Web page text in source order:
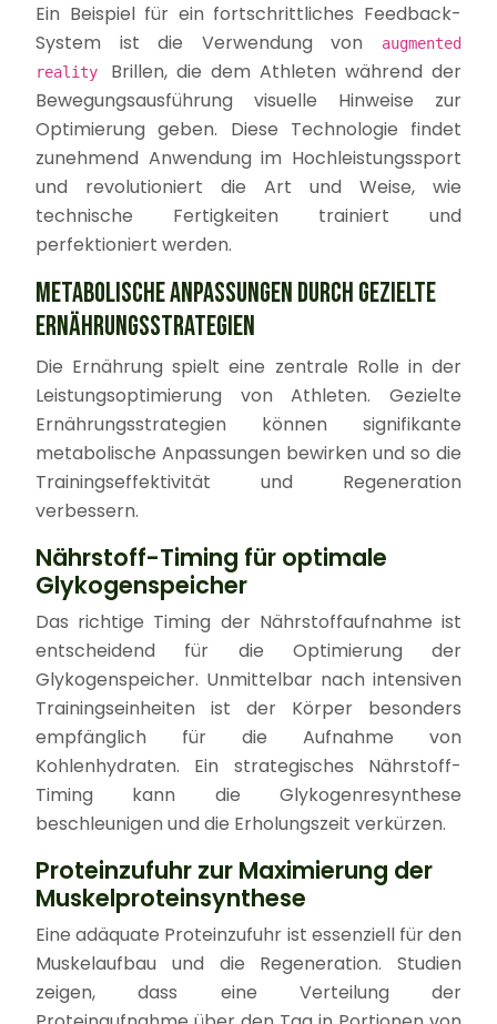
Ein Beispiel für ein fortschrittliches Feedback-
System ist die Verwendung von
augmented
reality Brillen, die dem Athleten während der
Bewegungsausführung visuelle Hinweise zur
Optimierung geben. Diese Technologie findet
zunehmend Anwendung im Hochleistungssport
und revolutioniert die Art und Weise, wie
technische Fertigkeiten trainiert und
perfektioniert werden.
METABOLISCHE ANPASSUNGEN DURCH GEZIELTE
ERNÄHRUNGSSTRATEGIEN
Die Ernährung spielt eine zentrale Rolle in der
Leistungsoptimierung von Athleten. Gezielte
Ernährungsstrategien können signifikante
metabolische Anpassungen bewirken und so die
Trainingseffektivität und Regeneration
verbessern.
Nährstoff-Timing für optimale
Glykogenspeicher
Das richtige Timing der Nährstoffaufnahme ist
entscheidend für die Optimierung der
Glykogenspeicher. Unmittelbar nach intensiven
Trainingseinheiten ist der Körper besonders
empfänglich für die Aufnahme von
Kohlenhydraten. Ein strategisches Nährstoff-
Timing kann die Glykogenresynthese
beschleunigen und die Erholungszeit verkürzen.
Proteinzufuhr zur Maximierung der
Muskelproteinsynthese
Eine adäquate Proteinzufuhr ist essenziell für den
Muskelaufbau und die Regeneration. Studien
zeigen, dass eine Verteilung der